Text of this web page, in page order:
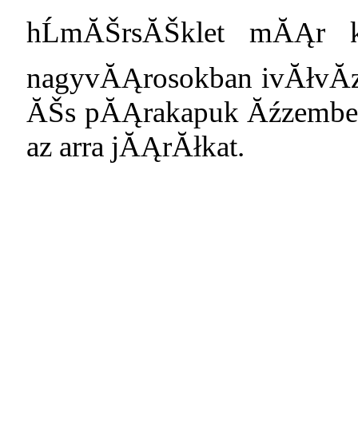
hĹmĂŠrsĂŠklet
nagyvĂĄrosokban
ĂŠs pĂĄrakapuk
az arra jĂĄrĂłkat.